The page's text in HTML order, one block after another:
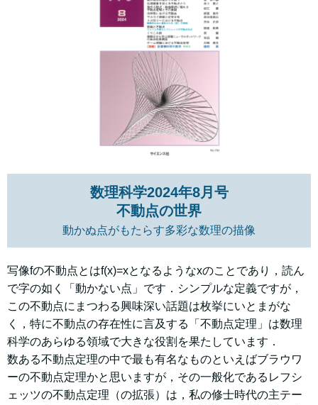
数理科学2024年8月号
不動点の世界
動かぬ点がもたらす多彩な数理の描像
写像fの不動点とはf(x)=xとなるようなxのことであり，読ん
で字の如く「動かない点」です．シンプルな定義ですが，
この不動点にまつわる興味深い話題は枚挙にいとまがな
く，特に不動点の存在性に言及する「不動点定理」は数理
科学のあらゆる領域で大きな役割を果たしています．
数ある不動点定理の中で最も有名なものといえばブラウワ
ーの不動点定理かと思いますが，その一般化であるレフシ
ェッツの不動点定理（の拡張）は，私の修士時代の主テー